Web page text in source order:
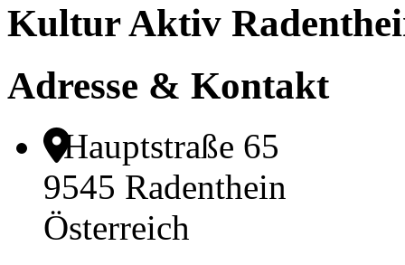
Kultur Aktiv
Adresse & Kontakt
Hauptstraße 65
9545 Radenthein
Österreich